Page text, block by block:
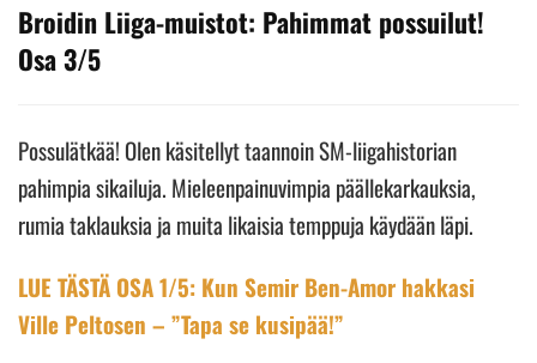
Broidin Liiga-muistot: Pahimmat possuilut!
Osa 3/5
Possulätkää! Olen käsitellyt taannoin SM-liigahistorian
pahimpia sikailuja. Mieleenpainuvimpia päällekarkauksia,
rumia taklauksia ja muita likaisia temppuja käydään läpi.
LUE TÄSTÄ OSA 1/5: Kun Semir Ben-Amor hakkasi
Ville Peltosen – ”Tapa se kusipää!”